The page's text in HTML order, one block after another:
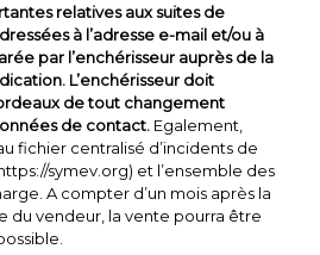
relatives aux suites de
à l’adresse e-mail et/ou à
par l’enchérisseur auprès de la
L’enchérisseur doit
de tout changement
de contact. Egalement,
fichier centralisé d’incidents de
symev.org) et l’ensemble des
A compter d’un mois après la
du vendeur, la vente pourra être